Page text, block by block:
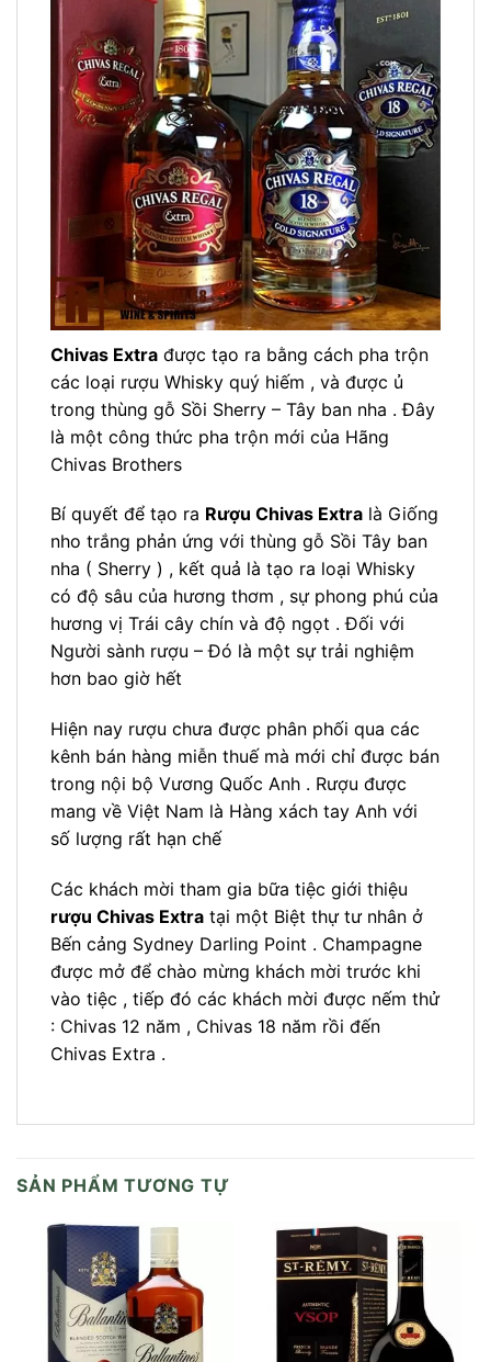
Chivas Extra được tạo ra bằng cách pha trộn
các loại rượu Whisky quý hiếm , và được ủ
trong thùng gỗ Sồi Sherry – Tây ban nha . Đây
là một công thức pha trộn mới của Hãng
Chivas Brothers
Bí quyết để tạo ra Rượu Chivas Extra là Giống
nho trắng phản ứng với thùng gỗ Sồi Tây ban
nha ( Sherry ) , kết quả là tạo ra loại Whisky
có độ sâu của hương thơm , sự phong phú của
hương vị Trái cây chín và độ ngọt . Đối với
Người sành rượu – Đó là một sự trải nghiệm
hơn bao giờ hết
Hiện nay rượu chưa được phân phối qua các
kênh bán hàng miễn thuế mà mới chỉ được bán
trong nội bộ Vương Quốc Anh . Rượu được
mang về Việt Nam là Hàng xách tay Anh với
số lượng rất hạn chế
Các khách mời tham gia bữa tiệc giới thiệu
rượu Chivas Extra tại một Biệt thự tư nhân ở
Bến cảng Sydney Darling Point . Champagne
được mở để chào mừng khách mời trước khi
vào tiệc , tiếp đó các khách mời được nếm thử
: Chivas 12 năm , Chivas 18 năm rồi đến
Chivas Extra .
SẢN PHẨM TƯƠNG TỰ